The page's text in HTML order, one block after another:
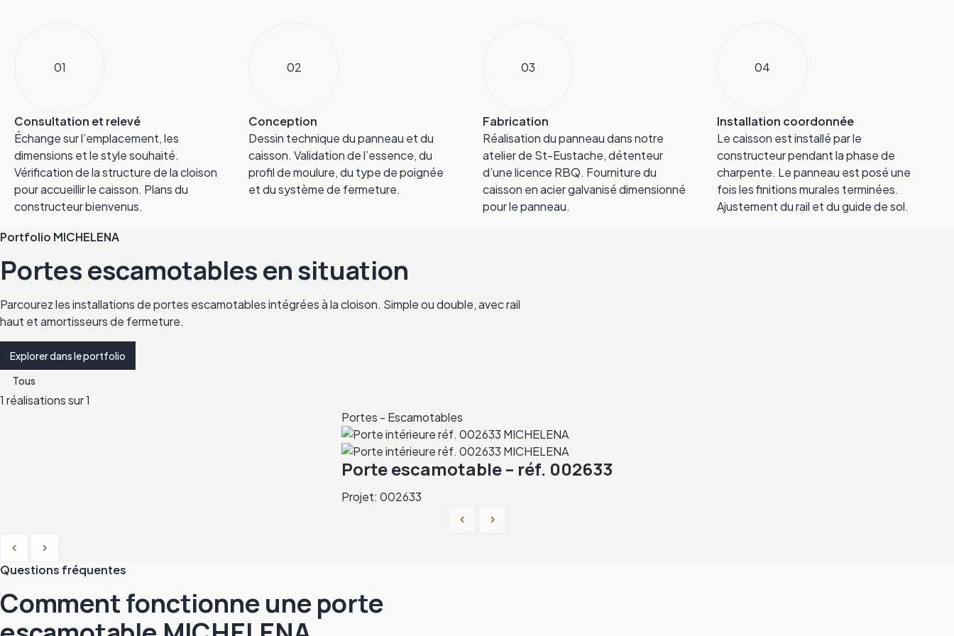
01
Consultation et relevé
Échange sur l’emplacement, les
dimensions et le style souhaité.
Vérification de la structure de la cloison
pour accueillir le caisson. Plans du
constructeur bienvenus.
02
Conception
Dessin technique du panneau et du
caisson. Validation de l’essence, du
profil de moulure, du type de poignée
et du système de fermeture.
03
Fabrication
Réalisation du panneau dans notre
atelier de St-Eustache, détenteur
d’une licence RBQ. Fourniture du
caisson en acier galvanisé dimensionné
pour le panneau.
04
Installation coordonnée
Le caisson est installé par le
constructeur pendant la phase de
charpente. Le panneau est posé une
fois les finitions murales terminées.
Ajustement du rail et du guide de sol.
Portfolio MICHELENA
Portes escamotables en situation
Parcourez les installations de portes escamotables intégrées à la cloison. Simple ou double, avec rail
haut et amortisseurs de fermeture.
Explorer dans le portfolio
Tous
1 réalisations sur 1
Portes - Escamotables
Porte escamotable – réf. 002633
Projet: 002633
PreviousNext
PreviousNext
Questions fréquentes
Comment fonctionne une porte